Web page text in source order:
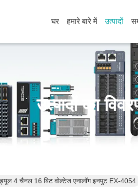
घर हमारे बारे में उत्पादों
उत्पादों का
4 चैनल 16 बिट वोल्टेज एनालॉग इनपुट EX-4054